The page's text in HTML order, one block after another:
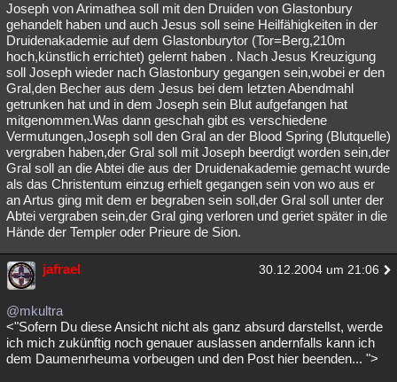
Joseph von Arimathea soll mit den Druiden von Glastonbury
gehandelt haben und auch Jesus soll seine Heilfähigkeiten in der
Druidenakademie auf dem Glastonburytor (Tor=Berg,210m
hoch,künstlich errichtet) gelernt haben . Nach Jesus Kreuzigung
soll Joseph wieder nach Glastonbury gegangen sein,wobei er den
Gral,den Becher aus dem Jesus bei dem letzten Abendmahl
getrunken hat und in dem Joseph sein Blut aufgefangen hat
mitgenommen.Was dann geschah gibt es verschiedene
Vermutungen,Joseph soll den Gral an der Blood Spring (Blutquelle)
vergraben haben,der Gral soll mit Joseph beerdigt worden sein,der
Gral soll an die Abtei die aus der Druidenakademie gemacht wurde
als das Christentum einzug erhielt gegangen sein von wo aus er
an Artus ging mit dem er begraben sein soll,der Gral soll unter der
Abtei vergraben sein,der Gral ging verloren und geriet später in die
Hände der Templer oder Prieure de Sion.
jafrael 30.12.2004 um 21:06
@mkultra
<"Sofern Du diese Ansicht nicht als ganz absurd darstellst, werde
ich mich zukünftig noch genauer auslassen andernfalls kann ich
dem Daumenrheuma vorbeugen und den Post hier beenden... ">